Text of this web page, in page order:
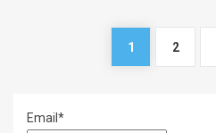
1 2
Email*